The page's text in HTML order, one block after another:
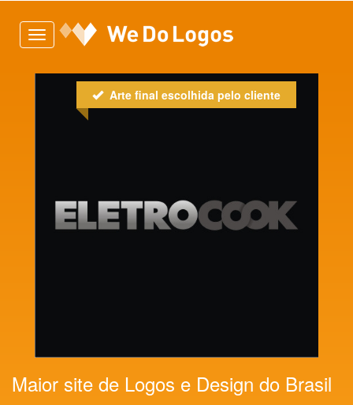
Toggle
navigation
Arte final escolhida pelo cliente
Maior site de Logos e Design do Brasil